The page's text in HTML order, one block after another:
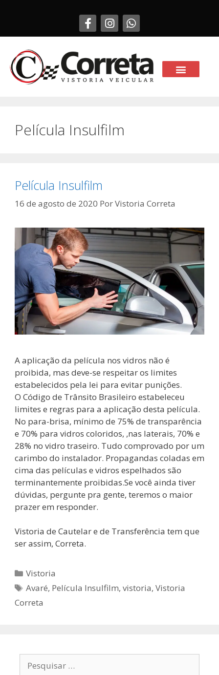
Película Insulfilm
Película Insulfilm
16 de agosto de 2020 PorVistoria Correta
A aplicação da película nos vidros não é
proibida, mas deve-se respeitar os limites
estabelecidos pela lei para evitar punições.
O Código de Trânsito Brasileiro estabeleceu
limites e regras para a aplicação desta película.
No para-brisa, mínimo de 75% de transparência
e 70% para vidros coloridos, ,nas laterais, 70% e
28% no vidro traseiro. Tudo comprovado por um
carimbo do instalador. Propagandas coladas em
cima das películas e vidros espelhados são
terminantemente proibidas.Se você ainda tiver
dúvidas, pergunte pra gente, teremos o maior
prazer em responder.
Vistoria de Cautelar e de Transferência tem que
ser assim, Correta.
Vistoria
Avaré, Película Insulfilm,vistoria,Vistoria
Correta